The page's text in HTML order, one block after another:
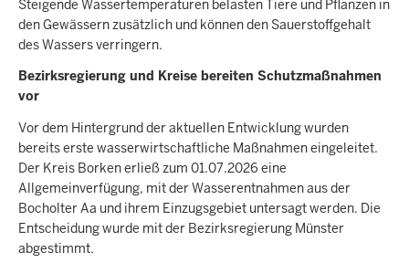
Steigende Wassertemperaturen belasten Tiere und Pflanzen in
den Gewässern zusätzlich und können den Sauerstoffgehalt
des Wassers verringern.
Bezirksregierung und Kreise bereiten Schutzmaßnahmen
vor
Vor dem Hintergrund der aktuellen Entwicklung wurden
bereits erste wasserwirtschaftliche Maßnahmen eingeleitet.
Der Kreis Borken erließ zum 01.07.2026 eine
Allgemeinverfügung, mit der Wasserentnahmen aus der
Bocholter Aa und ihrem Einzugsgebiet untersagt werden. Die
Entscheidung wurde mit der Bezirksregierung Münster
abgestimmt.